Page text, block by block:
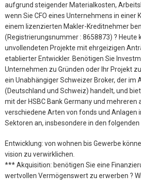
aufgrund steigender Materialkosten,
wenn Sie CFO eines Unternehmens in einer
einem lizenzierten Makler-Kreditnehmer
(Registrierungsnummer : 8658873) ? Heute
unvollendeten Projekte mit ehrgeizigen
etablierter Entwickler. Benötigen Sie
Unternehmen zu Gründen oder Ihr Projekt
ein Unabhängiger Schweizer Broker, der im
(Deutschland und Schweiz) handelt, und
mit der HSBC Bank Germany und mehreren
verschiedene Arten von fonds und Anlagen
Sektoren an, insbesondere in den folgenden
Entwicklung: von wohnen bis Gewerbe
vision zu verwirklichen.
*** Akquisition: benötigen Sie eine
wertvollen Vermögenswert zu erwerben ?